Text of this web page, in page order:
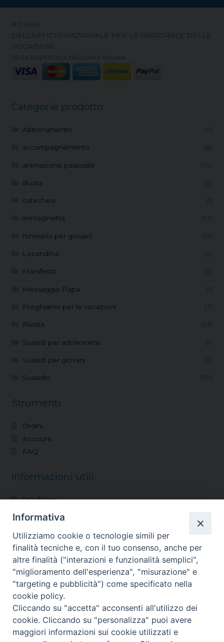
A CURA
DELL’UFFICIO NAZIONALE PER LA PASTORALE DELLE
VOCAZIONI
DELLA CONFERENZA EPISCOPALE ITALIANA
Categorie prodotto
Abbonamento (5)
accompagnamento (8)
animazione pastorale (10)
Busta (8)
catechesi (1)
immaginetta (13)
Itinerario per giovani (12)
Locandina (6)
Manifesto (8)
Messaggio Papa (1)
Preghiamo per le vocazioni (7)
Rivista (53)
Sussidi per adolescenti (1)
Sussidi per giovani (2)
Sussidio (69)
Strumenti
Ordini
Account
FAQ
Informazioni utili
Spedizioni
Modalità di pagamento
Reso
Vocazioni
Shop
Blog
Chi siamo
Contatti
Informativa
Utilizziamo cookie o tecnologie simili per
finalità tecniche e, con il tuo consenso, anche per
altre finalità ("interazioni e funzionalità semplici",
"miglioramento dell'esperienza", "misurazione" e
"targeting e pubblicità") come specificato nella
cookie policy.
Cliccando su "accetta" acconsenti all'utilizzo dei
cookie. Cliccando su "personalizza" puoi avere
maggiori informazioni sui cookie utilizzati e